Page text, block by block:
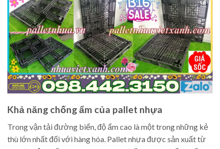
Khả năng chống ẩm của pallet nhựa
Trong vận tải đường biển, độ ẩm cao là một trong những kẻ
thù lớn nhất đối với hàng hóa. Pallet nhựa được sản xuất từ